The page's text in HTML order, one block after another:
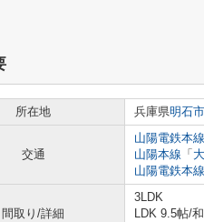
所在地 兵庫県明石市
交通
山陽電鉄本線
山陽本線 「
山陽電鉄本線
間取り/詳細
3LDK
LDK 9.5帖/